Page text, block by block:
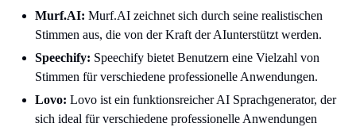
Murf.AI: Murf.AI zeichnet sich durch seine realistischen
Stimmen aus, die von der Kraft der AIunterstützt werden.
Speechify: Speechify bietet Benutzern eine Vielzahl von
Stimmen für verschiedene professionelle Anwendungen.
Lovo: Lovo ist ein funktionsreicher AI Sprachgenerator, der
sich ideal für verschiedene professionelle Anwendungen